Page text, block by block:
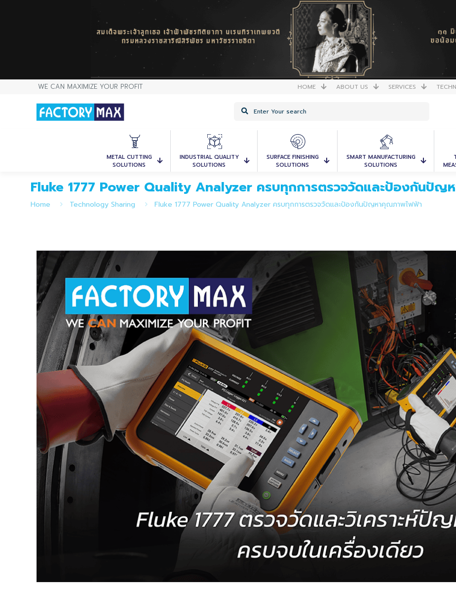
WE CAN MAXIMIZE YOUR PROFIT HOME ABOUT US SERVICES
METAL CUTTING
SOLUTIONS
INDUSTRIAL QUALITY
SOLUTIONS
SURFACE FINISHING
SOLUTIONS
SMART MANUFACTURING
SOLUTIONS
Fluke 1777 Power Quality Analyzer ครบทุกการตรวจวัดและป้องกันปัญ
Home Technology Sharing Fluke 1777 Power Quality Analyzer ครบทุกการตรวจวัดและป้องกันปัญหาคุณภาพไฟฟ้า